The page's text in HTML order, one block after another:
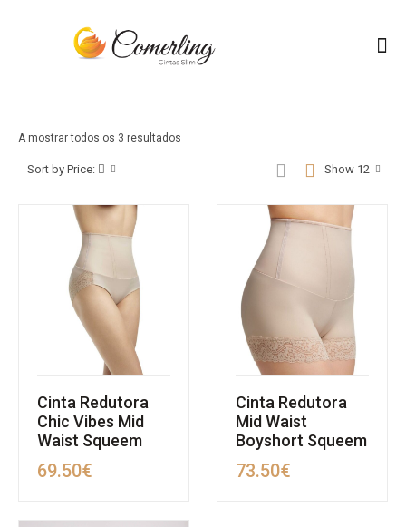
A mostrar todos os 3 resultados
Show 12
Sort by Price:
Cinta Redutora
Chic Vibes Mid
Waist Squeem
69.50€
Cinta Redutora
Mid Waist
Boyshort Squeem
73.50€